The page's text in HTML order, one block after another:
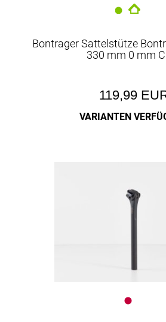
Bontrager Sattelstütze
330 mm 0 mm
119,99
VARIANTEN